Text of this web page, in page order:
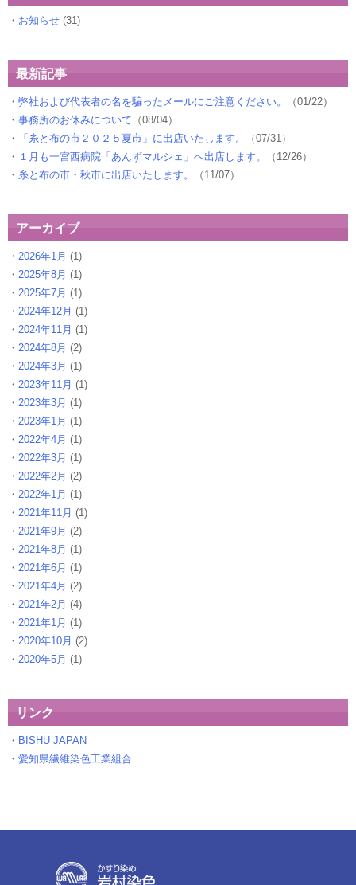
お知らせ (31)
最新記事
弊社および代表者の名を騙ったメールにご注意ください。
（01/22）
事務所のお休みについて （08/04）
「糸と布の市２０２５夏市」に出店いたします。
（07/31）
１月も一宮西病院「あんずマルシェ」へ出店します。
（12/26）
糸と布の市・秋市に出店いたします。
（11/07）
アーカイブ
2026年1月 (1)
2025年8月 (1)
2025年7月 (1)
2024年12月 (1)
2024年11月 (1)
2024年8月 (2)
2024年3月 (1)
2023年11月 (1)
2023年3月 (1)
2023年1月 (1)
2022年4月 (1)
2022年3月 (1)
2022年2月 (2)
2022年1月 (1)
2021年11月 (1)
2021年9月 (2)
2021年8月 (1)
2021年6月 (1)
2021年4月 (2)
2021年2月 (4)
2021年1月 (1)
2020年10月 (2)
2020年5月 (1)
リンク
BISHU JAPAN
愛知県繊維染色工業組合